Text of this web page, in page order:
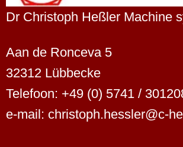
Dr Christoph Heßler Machine
Aan de Ronceva 5
32312 Lübbecke
Telefoon: +49 (0) 5741 /
e-mail: christoph.hessler@c-
Danish
Swedish
Finnish